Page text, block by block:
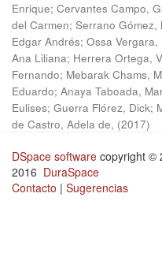
Enrique; Cervantes Campo,
del Carmen; Serrano Gómez,
Edgar Andrés; Ossa
Ana Liliana; Herrera Ortega,
Fernando; Mebarak Chams,
Eduardo; Anaya Taboada,
Eulises; Guerra Flórez, Dick;
de Castro, Adela de, (2017)
DSpace software copyright ©
2016 DuraSpace
Contacto | Sugerencias